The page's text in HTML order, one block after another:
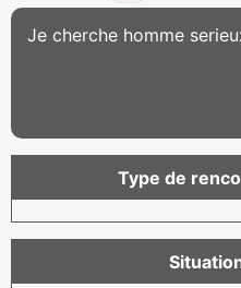
Je cherche homme
Type de